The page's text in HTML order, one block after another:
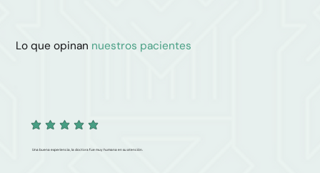
Lo que opinan nuestros pacientes
Una buena experiencia, la doctora fue muy humana en su atención.